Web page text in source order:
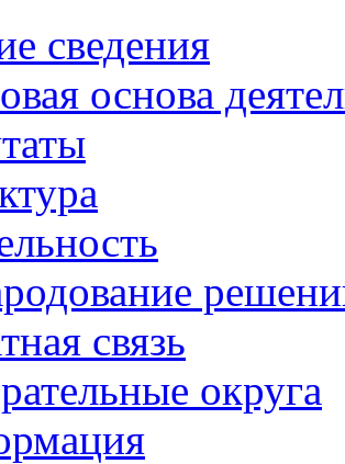
сведения
основа
связь
округа